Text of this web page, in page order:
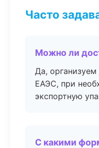
Часто
Можно ли
Да,
ЕАЭС, при
экспортную
С какими